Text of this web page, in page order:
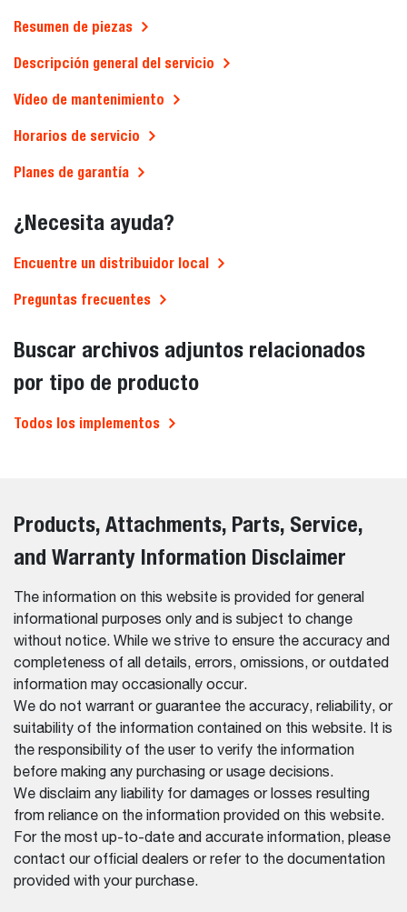
Resumen de piezas
Descripción general del servicio
Vídeo de mantenimiento
Horarios de servicio
Planes de garantía
¿Necesita ayuda?
Encuentre un distribuidor local
Preguntas frecuentes
Buscar archivos adjuntos relacionados
por tipo de producto
Todos los implementos
Products, Attachments, Parts, Service,
and Warranty Information Disclaimer
The information on this website is provided for general
informational purposes only and is subject to change
without notice. While we strive to ensure the accuracy and
completeness of all details, errors, omissions, or outdated
information may occasionally occur.
We do not warrant or guarantee the accuracy, reliability, or
suitability of the information contained on this website. It is
the responsibility of the user to verify the information
before making any purchasing or usage decisions.
We disclaim any liability for damages or losses resulting
from reliance on the information provided on this website.
For the most up-to-date and accurate information, please
contact our official dealers or refer to the documentation
provided with your purchase.